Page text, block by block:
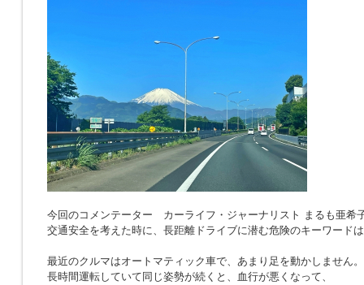
今回のコメンテーター カーライフ・ジャーナリスト まるも亜希
交通安全を考えた時に、長距離ドライブに潜む危険のキーワード
最近のクルマはオートマティック車で、あまり足を動かしません。
長時間運転していて同じ姿勢が続くと、血行が悪くなって、